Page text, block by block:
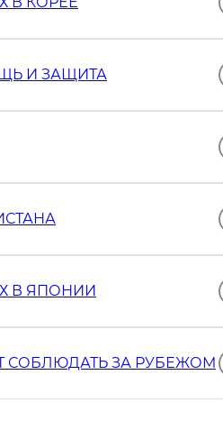
И ЗАЩИТА
В ЯПОНИИ
СОБЛЮДАТЬ ЗА РУБЕЖОМ